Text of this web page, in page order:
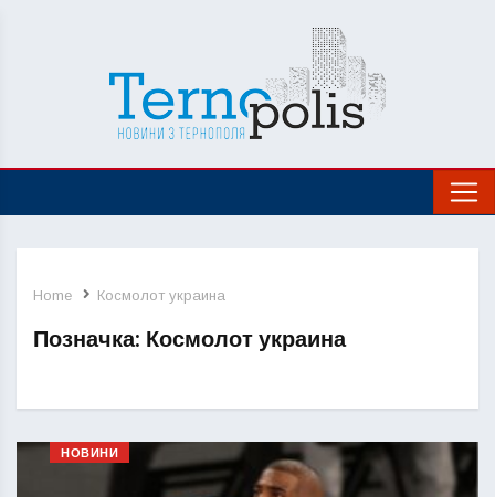
Home Космолот украина
Позначка: Космолот украина
НОВИНИ